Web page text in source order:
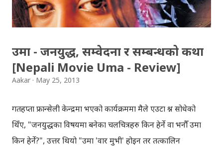
लागि खुला गरेकोछ । आफ्नो कुन ट्विट कति "ईंगेजिङ" छ, कुन लिंक
कति पटक क्लिक भयो, कति पटक रिट्विट भयो, मेन्सन भयो, फेव
उमा - जनयुद्ध, सम्वेदना र सम्बन्धको कथा
[Nepali Movie Uma - Review]
Aakar May 25, 2013
गतहप्ता फ्रान्सेली केन्द्रमा भएको कार्यक्रममा मैले एउटा प्रश्न सोधेको
थिँए, "जनयुद्धका विषयमा बनेका चलचित्रहरु किन हेर्ने वा भनौँ उमा
किन हेर्ने?", उत्तर थियो "उमा 'वार मुभी' होइन तर तत्कालिन